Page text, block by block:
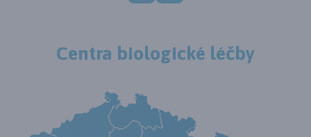
Centra biologické léčby